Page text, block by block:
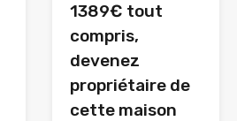
1389€ tout
compris,
devenez
propriétaire de
cette maison